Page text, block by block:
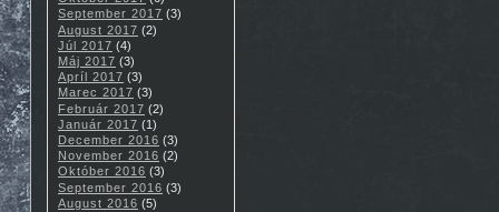
September 2017 (3)
August 2017 (2)
Júl 2017 (4)
Máj 2017 (3)
Apríl 2017 (3)
Marec 2017 (3)
Február 2017 (2)
Január 2017 (1)
December 2016 (3)
November 2016 (2)
Október 2016 (3)
September 2016 (3)
August 2016 (5)